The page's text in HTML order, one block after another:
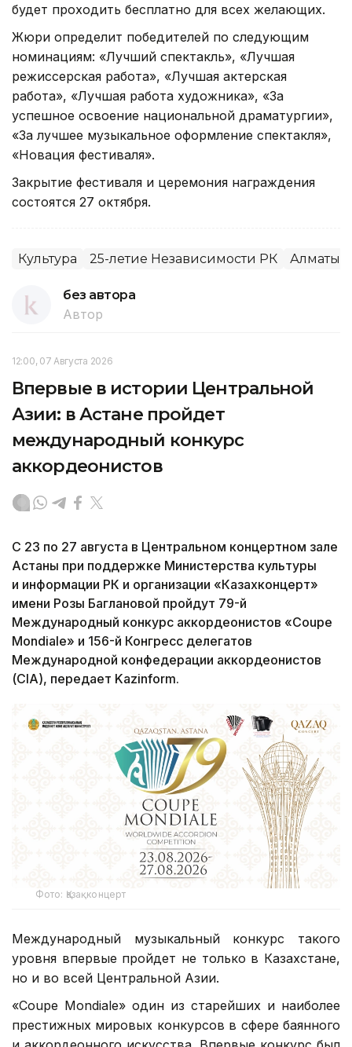
будет проходить бесплатно для всех желающих.
Жюри определит победителей по следующим
номинациям: «Лучший спектакль», «Лучшая
режиссерская работа», «Лучшая актерская
работа», «Лучшая работа художника», «За
успешное освоение национальной драматургии»,
«За лучшее музыкальное оформление спектакля»,
«Новация фестиваля».
Закрытие фестиваля и церемония награждения
состоятся 27 октября.
Культура 25-летие Независимости РК Алматы
без автора
Автор
12:00, 07 Августа 2026
Впервые в истории Центральной
Азии: в Астане пройдет
международный конкурс
аккордеонистов
С 23 по 27 августа в Центральном концертном зале
Астаны при поддержке Министерства культуры
и информации РК и организации «Казахконцерт»
имени Розы Баглановой пройдут 79-й
Международный конкурс аккордеонистов «Coupe
Mondiale» и 156-й Конгресс делегатов
Международной конфедерации аккордеонистов
(CIA), передает Kazinform.
Фото: Қазақконцерт
Международный музыкальный конкурс такого
уровня впервые пройдет не только в Казахстане,
но и во всей Центральной Азии.
«Coupe Mondiale» один из старейших и наиболее
престижных мировых конкурсов в сфере баянного